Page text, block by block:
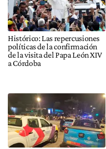
Histórico: Las repercusiones
políticas de la confirmación
de la visita del Papa León XIV
a Córdoba